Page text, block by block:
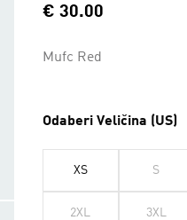
€ 30.00
Mufc Red
Odaberi Veličina (US)
XS S
2XL 3XL